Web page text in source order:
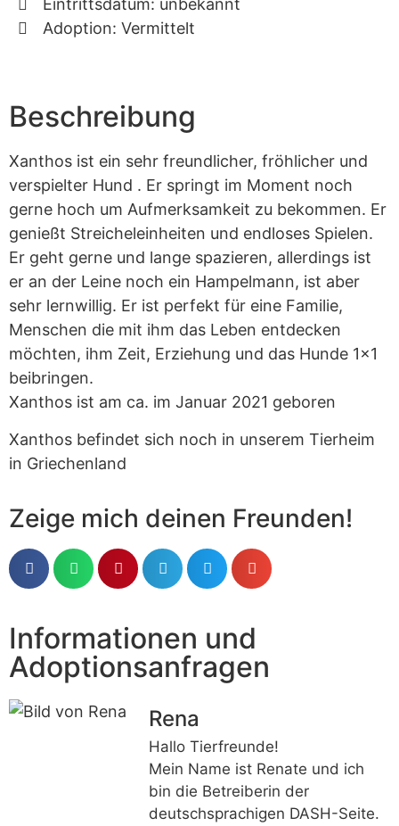
Eintrittsdatum: unbekannt
Adoption: Vermittelt
Beschreibung
Xanthos ist ein sehr freundlicher, fröhlicher und
verspielter Hund . Er springt im Moment noch
gerne hoch um Aufmerksamkeit zu bekommen. Er
genießt Streicheleinheiten und endloses Spielen.
Er geht gerne und lange spazieren, allerdings ist
er an der Leine noch ein Hampelmann, ist aber
sehr lernwillig. Er ist perfekt für eine Familie,
Menschen die mit ihm das Leben entdecken
möchten, ihm Zeit, Erziehung und das Hunde 1×1
beibringen.
Xanthos ist am ca. im Januar 2021 geboren
Xanthos befindet sich noch in unserem Tierheim
in Griechenland
Zeige mich deinen Freunden!
Informationen und
Adoptionsanfragen
Rena
Hallo Tierfreunde!
Mein Name ist Renate und ich
bin die Betreiberin der
deutschsprachigen DASH-Seite.